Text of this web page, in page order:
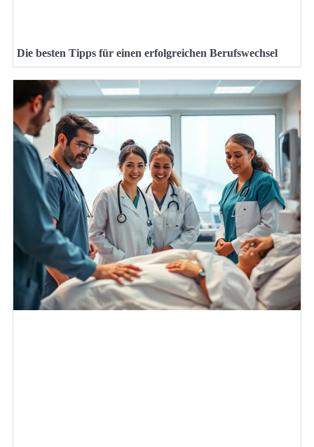
Die besten Tipps für einen erfolgreichen Berufswechsel